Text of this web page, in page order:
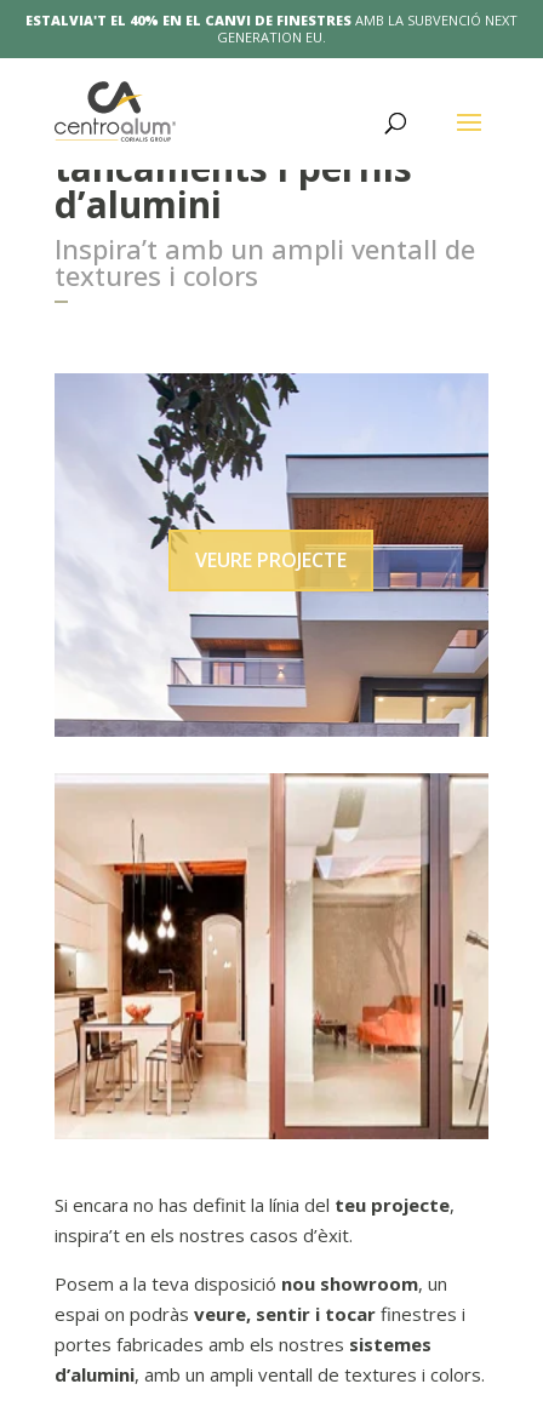
ESTALVIA'T EL 40% EN EL CANVI DE FINESTRES AMB LA SUBVENCIÓ NEXT
GENERATION EU.
Showroom i catàleg de
tancaments i perfils
d’alumini
Inspira’t amb un ampli ventall de
textures i colors
VEURE PROJECTE
Si encara no has definit la línia del teu projecte,
inspira’t en els nostres casos d’èxit.
Posem a la teva disposició nou showroom, un
espai on podràs veure, sentir i tocarfinestres i
portes fabricades amb els nostres sistemes
d’alumini, amb un ampli ventall de textures i colors.